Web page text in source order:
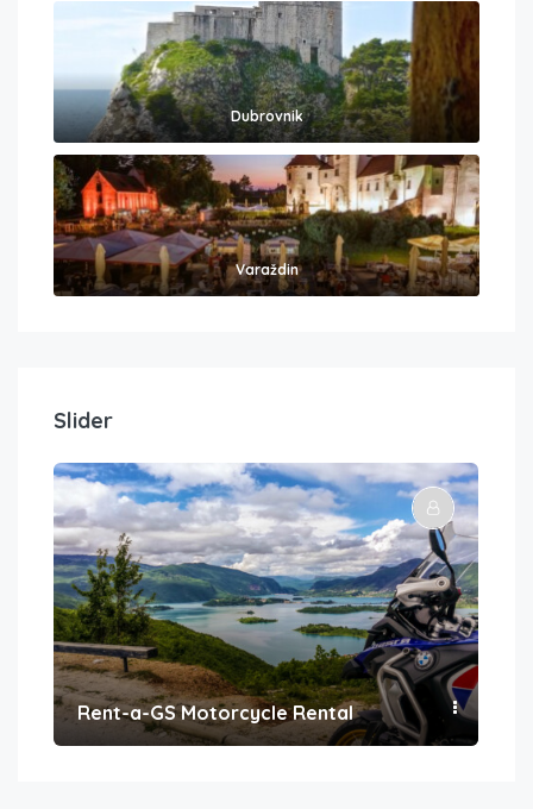
Dubrovnik
Varaždin
Slider
Rent-a-GS Motorcycle Rental